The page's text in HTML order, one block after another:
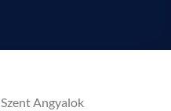
Szent Angyalok